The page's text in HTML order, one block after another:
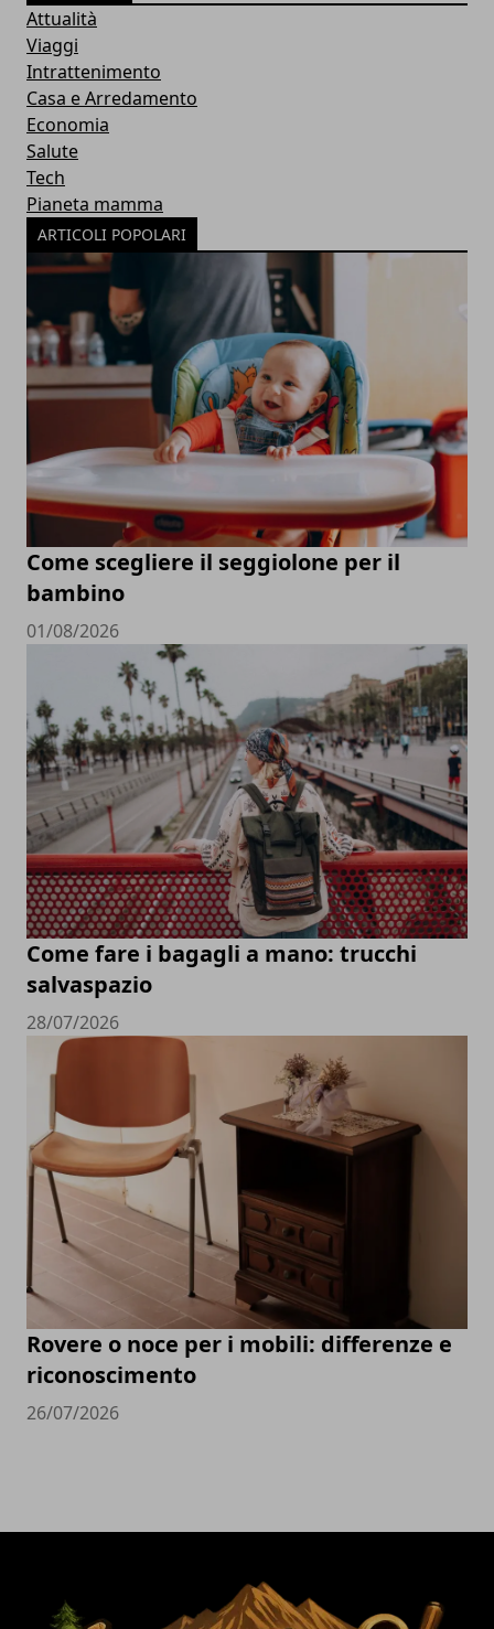
Attualità
Viaggi
Intrattenimento
Casa e Arredamento
Economia
Salute
Tech
Pianeta mamma
ARTICOLI POPOLARI
Come scegliere il seggiolone per il
bambino
01/08/2026
Come fare i bagagli a mano: trucchi
salvaspazio
28/07/2026
Rovere o noce per i mobili: differenze e
riconoscimento
26/07/2026